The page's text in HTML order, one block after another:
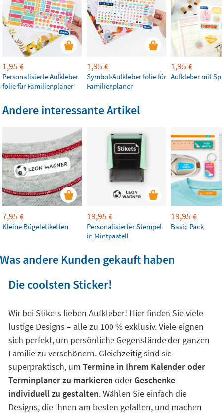
1,95 €
Personalisierte Aufkleber
folie für Familienplaner
1,95 €
Symbol-Aufkleber folie für
Familienplaner
1,95 €
Aufkleber mit
Andere interessante Artikel
7,95 €
Kleine Bügeletiketten
19,95 €
Personalisierter Stempel
in Mintpastell
19,95 €
Basic Pack
Was andere Kunden gekauft haben
Die coolsten Sticker!
Wir bei Stikets lieben Aufkleber! Hier finden Sie viele
lustige Designs – alle zu 100 % exklusiv. Viele eignen
sich perfekt, um persönliche Gegenstände der ganzen
Familie zu verschönern. Gleichzeitig sind sie
superpraktisch, um Termine in Ihrem Kalender oder
Terminplaner zu markieren oderGeschenke
individuell zu gestalten. Wählen Sie einfach die
Designs, die Ihnen am besten gefallen, und machen